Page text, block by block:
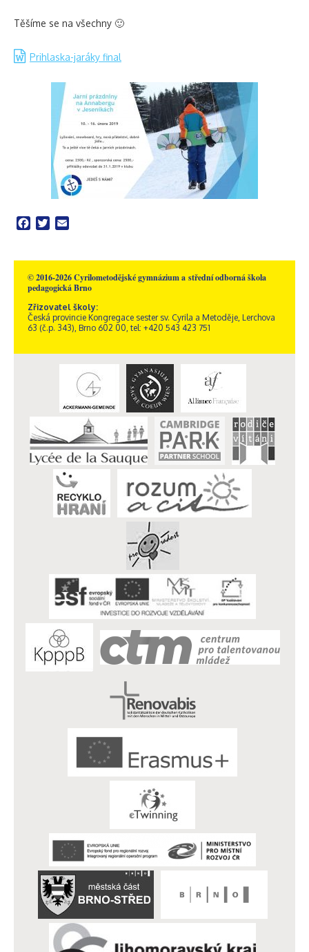
Těšíme se na všechny 🙂
Prihlaska-jaráky final
Facebook
Twitter
© 2016-2026 Cyrilometodějské gymnázium a střední odborná škola
pedagogická Brno
Zřizovatel školy:
Česká provincie Kongregace sester sv. Cyrila a Metoděje, Lerchova
63 (č.p. 343), Brno 602 00, tel: +420 543 423 751